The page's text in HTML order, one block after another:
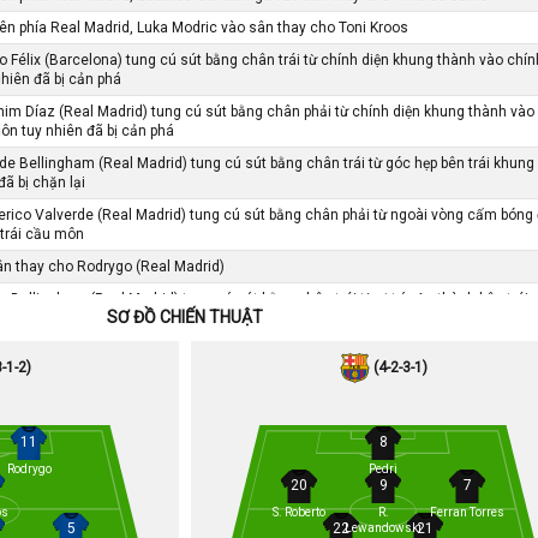
phía Real Madrid, Luka Modric vào sân thay cho Toni Kroos
Félix (Barcelona) tung cú sút bằng chân trái từ chính diện khung thành vào
đã bị cản phá
Díaz (Real Madrid) tung cú sút bằng chân phải từ chính diện khung thành
tuy nhiên đã bị cản phá
Bellingham (Real Madrid) tung cú sút bằng chân trái từ góc hẹp bên trái khung
bị chặn lại
Valverde (Real Madrid) tung cú sút bằng chân phải từ ngoài vòng cấm bóng
cầu môn
thay cho Rodrygo (Real Madrid)
Bellingham (Real Madrid) tung cú sút bằng chân trái từ vị trí cận thành bên trái
môn tuy nhiên đã bị cản phá
này đồng nghĩa với một tấm thẻ đỏ cho Ronald Araújo(Barcelona)
Yamal (Barcelona) tung cú sút bằng chân trái từ ngoài vòng cấm vào góc cao
đi hết đường biên ngang là Ferland Mendy, phạt góc cho Barcelona
Real Madrid 4, Barcelona 1. Bàn thắng cho đội Real Madrid, người
sút từ chính diện khung thành bóng đi
Madrid) phải nhận thẻ vàng vì lỗi chơi xấu.
SƠ ĐỒ CHIẾN THUẬT
1-2)
5
11
Rodrygo
(4-2-3-1)
22 21
20
S. Roberto
9
R.
Lewandowski
7
Ferran Torres
8
Pedri